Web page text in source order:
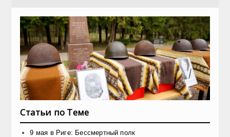
Статьи по Теме
9 мая в Риге: Бессмертный полк